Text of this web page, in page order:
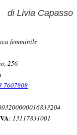
di Livia Capasso
femminile
256
7607808
: 13117831001